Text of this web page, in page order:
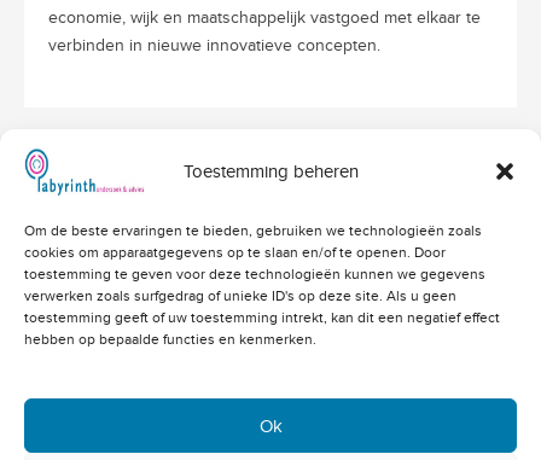
Toestemming beheren
Om de beste ervaringen te bieden, gebruiken we technologieën zoals
cookies om apparaatgegevens op te slaan en/of te openen. Door
toestemming te geven voor deze technologieën kunnen we gegevens
verwerken zoals surfgedrag of unieke ID's op deze site. Als u geen
toestemming geeft of uw toestemming intrekt, kan dit een negatief effect
hebben op bepaalde functies en kenmerken.
Ok
economie, wijk en maatschappelijk vastgoed met elkaar te
verbinden in nieuwe innovatieve concepten.
3526 VD Utrecht
info@labyrinthonderzoek.nl
bekijk op Google Maps
Telefoonnummers
Offertes: 030 - 760 07 82